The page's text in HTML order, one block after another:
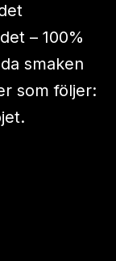
– 100%
smaken
som följer: